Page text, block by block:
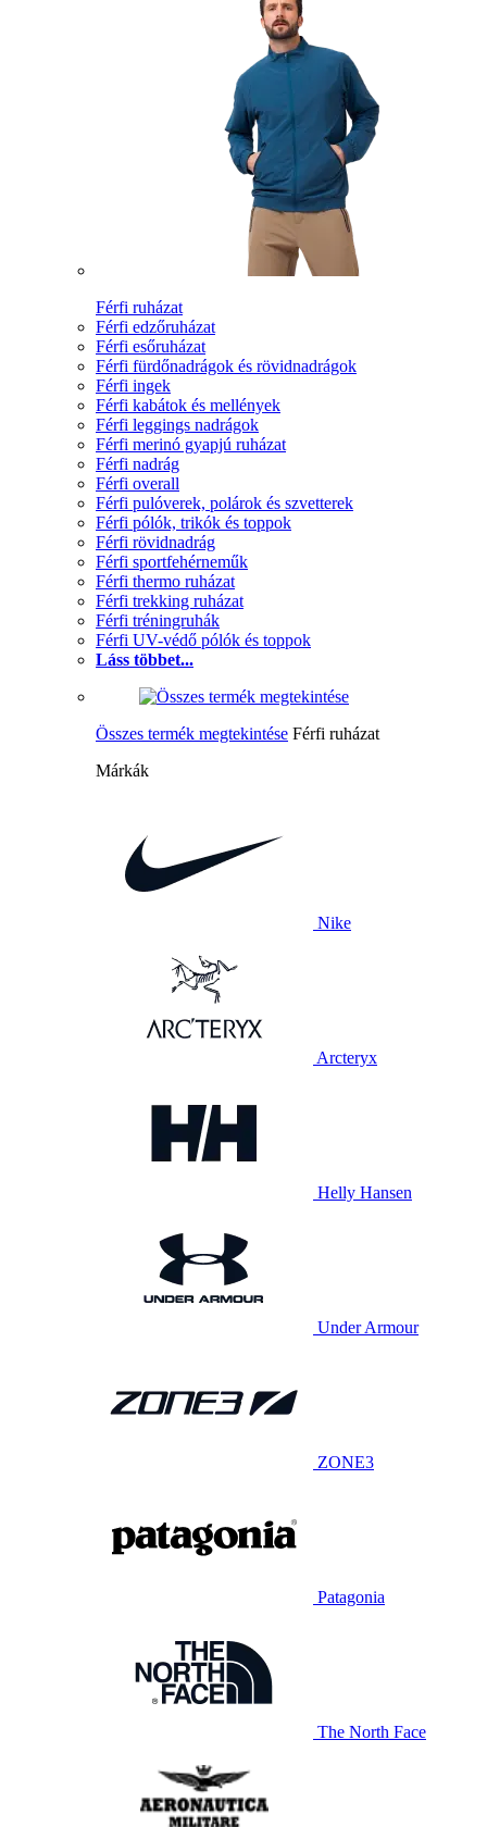
Férfi ruházat
Férfi edzőruházat
Férfi esőruházat
Férfi fürdőnadrágok és rövidnadrágok
Férfi ingek
Férfi kabátok és mellények
Férfi leggings nadrágok
Férfi merinó gyapjú ruházat
Férfi nadrág
Férfi overall
Férfi pulóverek, polárok és szvetterek
Férfi pólók, trikók és toppok
Férfi rövidnadrág
Férfi sportfehérneműk
Férfi thermo ruházat
Férfi trekking ruházat
Férfi tréningruhák
Férfi UV-védő pólók és toppok
Láss többet...
Összes termék megtekintése Férfi ruházat
Márkák
Nike
Arcteryx
Helly Hansen
Under Armour
ZONE3
Patagonia
The North Face